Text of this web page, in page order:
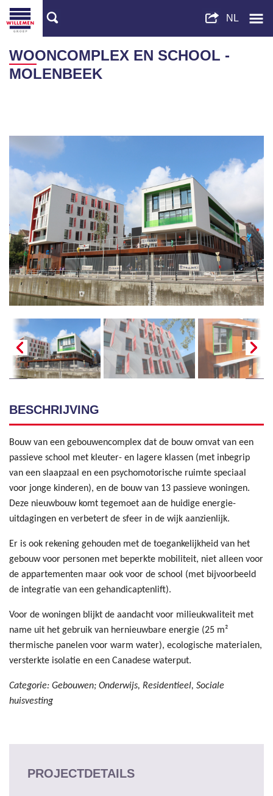
WOONCOMPLEX EN SCHOOL -
MOLENBEEK
BESCHRIJVING
Bouw van een gebouwencomplex dat de bouw omvat van een
passieve school met kleuter- en lagere klassen (met inbegrip
van een slaapzaal en een psychomotorische ruimte speciaal
voor jonge kinderen), en de bouw van 13 passieve woningen.
Deze nieuwbouw komt tegemoet aan de huidige energie-
uitdagingen en verbetert de sfeer in de wijk aanzienlijk.
Er is ook rekening gehouden met de toegankelijkheid van het
gebouw voor personen met beperkte mobiliteit, niet alleen voor
de appartementen maar ook voor de school (met bijvoorbeeld
de integratie van een gehandicaptenlift).
Voor de woningen blijkt de aandacht voor milieukwaliteit met
name uit het gebruik van hernieuwbare energie (25 m²
thermische panelen voor warm water), ecologische materialen,
versterkte isolatie en een Canadese waterput.
Categorie: Gebouwen; Onderwijs, Residentieel, Sociale
huisvesting
PROJECTDETAILS